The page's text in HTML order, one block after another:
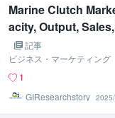
Marine Clutch
acity, Output,
s Report 2025
記事
ビジネス・マーケティング
1
GIResearchstory